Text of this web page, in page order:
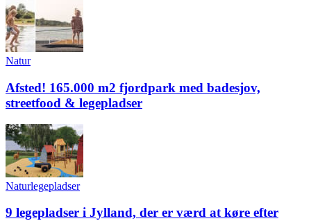
Natur
Afsted! 165.000 m2 fjordpark med badesjov,
streetfood & legepladser
Naturlegepladser
9 legepladser i Jylland, der er værd at køre efter